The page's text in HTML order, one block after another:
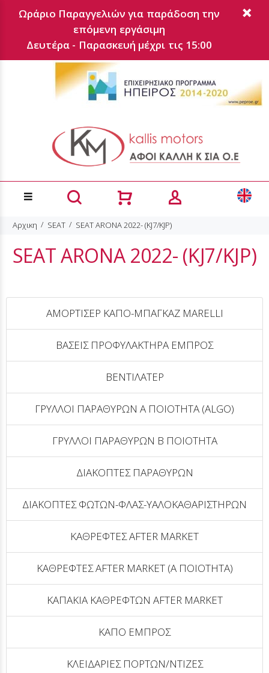
Ωράριο Παραγγελιών για παράδοση την
επόμενη εργάσιμη
Δευτέρα - Παρασκευή μέχρι τις 15:00
Αρχικη SEAT SEAT ARONA 2022- (KJ7/KJP)
SEAT ARONA 2022- (KJ7/KJP)
ΑΜΟΡΤΙΣΕΡ ΚΑΠΟ-ΜΠΑΓΚΑΖ MARELLI
ΒΑΣΕΙΣ ΠΡΟΦΥΛΑΚΤΗΡΑ ΕΜΠΡΟΣ
ΒΕΝΤΙΛΑΤΕΡ
ΓΡΥΛΛΟΙ ΠΑΡΑΘΥΡΩΝ Α ΠΟΙΟΤΗΤΑ (ALGO)
ΓΡΥΛΛΟΙ ΠΑΡΑΘΥΡΩΝ Β ΠΟΙΟΤΗΤΑ
ΔΙΑΚΟΠΤΕΣ ΠΑΡΑΘΥΡΩΝ
ΔΙΑΚΟΠΤΕΣ ΦΩΤΩΝ-ΦΛΑΣ-ΥΑΛΟΚΑΘΑΡΙΣΤΗΡΩΝ
ΚΑΘΡΕΦΤΕΣ AFTER MARKET
ΚΑΘΡΕΦΤΕΣ AFTER MARKET (Α ΠΟΙΟΤΗΤΑ)
ΚΑΠΑΚΙΑ ΚΑΘΡΕΦΤΩΝ AFTER MARKET
ΚΑΠΟ ΕΜΠΡΟΣ
ΚΛΕΙΔΑΡΙΕΣ ΠΟΡΤΩΝ/ΝΤΙΖΕΣ